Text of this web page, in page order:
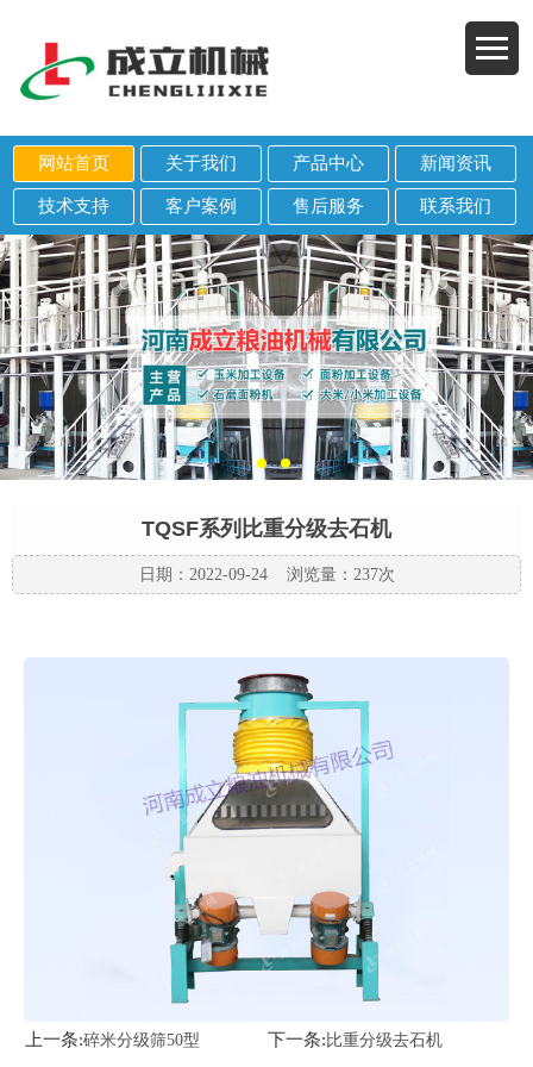
网站首页 关于我们 产品中心 新闻资讯
技术支持 客户案例 售后服务 联系我们
TQSF系列比重分级去石机
日期：2022-09-24 浏览量：237次
上一条:碎米分级筛50型 下一条: 比重分级去石机